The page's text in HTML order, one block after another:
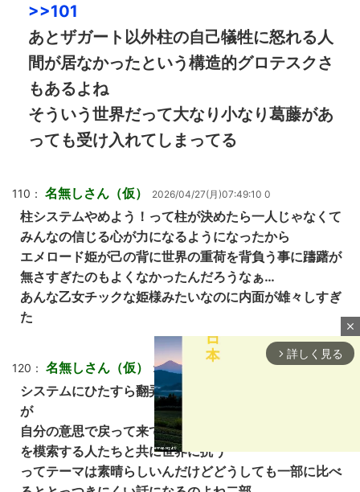
>>101
あとザガート以外柱の自己犠牲に怒れる人
間が居なかったという構造的グロテスクさ
もあるよね
そういう世界だって大なり小なり葛藤があ
っても受け入れてしまってる
110： 名無しさん（仮） 2026/04/27(月)07:49:10 0
柱システムやめよう！って柱が決めたら一人じゃなくて
みんなの信じる心が力になるようになったから
エメロード姫が己の背に世界の重荷を背負う事に躊躇が
無さすぎたのもよくなかったんだろうなぁ…
あんな乙女チックな姫様みたいなのに内面が雄々しすぎ
た
120： 名無しさん（仮） 2026/04/27(月)07:53:47 0
システムにひたすら翻弄されて傷付いて帰った少女たち
が
自分の意思で戻って来てシステムの崩壊した世界で未来
を模索する人たちと共に世界に抗う
ってテーマは素晴らしいんだけどどうしても一部に比べ
close
arrow_forward_ios 詳しく見る